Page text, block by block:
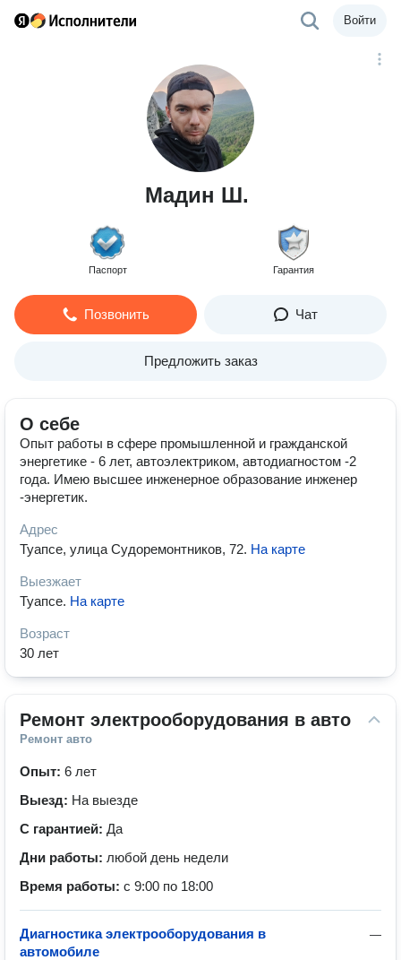
Войти
Мадин Ш.
Паспорт Гарантия
Позвонить Чат
Предложить заказ
О себе
Опыт работы в сфере промышленной и гражданской
энергетике - 6 лет, автоэлектриком, автодиагностом -2
года. Имею высшее инженерное образование инженер
-энергетик.
Адрес
Туапсе, улица Судоремонтников, 72. На карте
Выезжает
Туапсе. На карте
Возраст
30 лет
Ремонт электрооборудования в авто
Ремонт авто
Опыт: 6 лет
Выезд: На выезде
С гарантией: Да
Дни работы: любой день недели
Время работы: с 9:00 по 18:00
—
Диагностика электрооборудования в
автомобиле